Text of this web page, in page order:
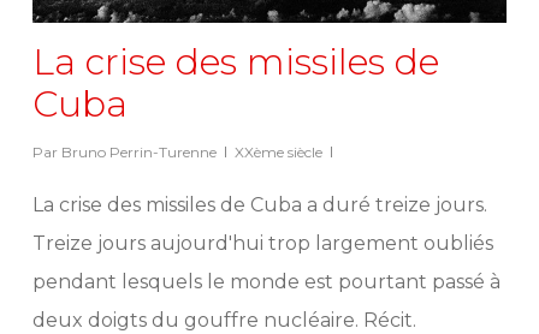
La crise des missiles de
Cuba
Par Bruno Perrin-Turenne XXème siècle
La crise des missiles de Cuba a duré treize jours.
Treize jours aujourd'hui trop largement oubliés
pendant lesquels le monde est pourtant passé à
deux doigts du gouffre nucléaire. Récit.